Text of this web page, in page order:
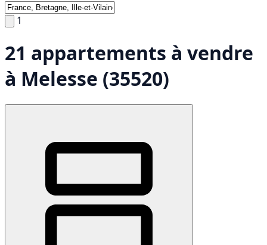
1
21 appartements à vendre
à Melesse (35520)